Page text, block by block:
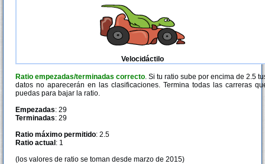
Velocidáctilo
Ratio empezadas/terminadas correcto. Si tu ratio sube por encima de 2.5
datos no aparecerán en las clasificaciones. Termina todas las carreras
puedas para bajar la ratio.
Empezadas: 29
Terminadas: 29
Ratio máximo permitido: 2.5
Ratio actual : 1
(los valores de ratio se toman desde marzo de 2015)